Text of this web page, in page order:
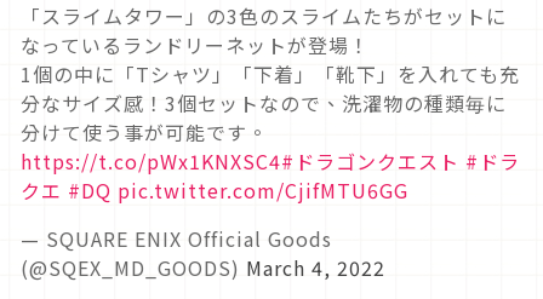
「スライムタワー」の3色のスライムたちがセットに
なっているランドリーネットが登場！
1個の中に「Tシャツ」「下着」「靴下」を入れても充
分なサイズ感！3個セットなので、洗濯物の種類毎に
分けて使う事が可能です。
https://t.co/pWx1KNXSC4#ドラゴンクエスト #ドラ
クエ #DQ pic.twitter.com/CjifMTU6GG
— SQUARE ENIX Official Goods
(@SQEX_MD_GOODS) March 4, 2022